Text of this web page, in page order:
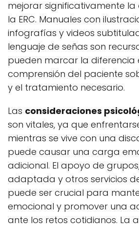
mejorar significativamente la
la ERC. Manuales con
infografías y videos
lenguaje de señas son
pueden marcar la diferencia
comprensión del paciente
y el tratamiento necesario.
Las consideraciones
son vitales, ya que
mientras se vive con una
puede causar una carga
adicional. El apoyo de
adaptada y otros servicios
puede ser crucial para
emocional y promover una
ante los retos cotidianos. La